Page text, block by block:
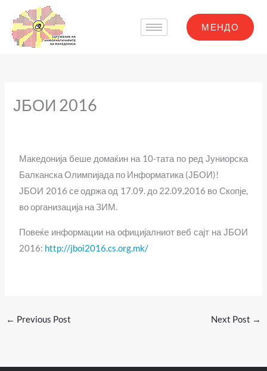
content
МЕНДО
ЈБОИ 2016
Македонија беше домаќин на 10-тата по ред Јуниорска
Балканска Олимпијада по Информатика (ЈБОИ)!
ЈБОИ 2016 се одржа од 17.09. до 22.09.2016 во Скопје,
во организација на ЗИМ.
Повеќе информации на официјалниот веб сајт на ЈБОИ
2016: http://jboi2016.cs.org.mk/
← Previous Post Next Post →